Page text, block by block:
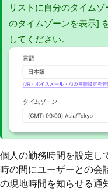
リストに自分のタイム
のタイムゾーンを表示]
してください。
個人の勤務時間を設定し
時の間にユーザーとの会
の現地時間を知らせる通